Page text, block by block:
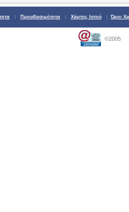
: Προσβασιμότητα : Χάρτης Ιστού : Όροι
©2005